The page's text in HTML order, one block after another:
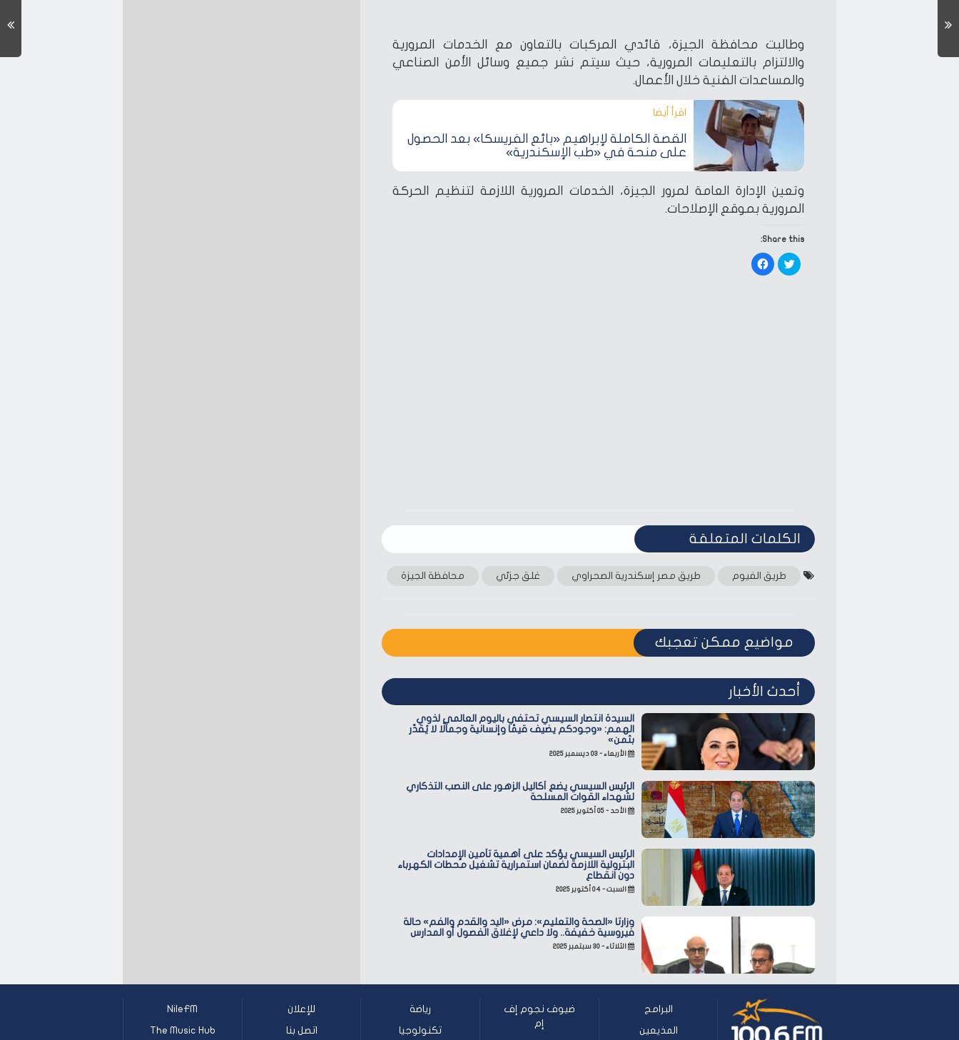
وطالبت محافظة الجيزة، قائدي المركبات بالتعاون مع الخدمات المرورية
والالتزام بالتعليمات المرورية، حيث سيتم نشر جميع وسائل الأمن الصناعي
والمساعدات الفنية خلال الأعمال.
اقرأ أيضا‎
القصة الكاملة لإبراهيم «بائع الفريسكا» بعد الحصول
على منحة في «طب الإسكندرية»
وتعين الإدارة العامة لمرور الجيزة، الخدمات المرورية اللازمة لتنظيم الحركة
المرورية بموقع الإصلاحات.
Share this:
Click
to
share
Click
to
الكلمات المتعلقة‎
طريق الفيوم طريق مصر إسكندرية الصحراوي غلق جزئي محافظة الجيزة
مواضيع ممكن تعجبك
أحدث الأخبار
السيدة انتصار السيسي تحتفي باليوم العالمي لذوي
الهمم: «وجودكم يضيف قيمًا وإنسانية وجمالًا لا يُقدّر
بثمن»
الأربعاء - ٠٣ ديسمبر ٢٠٢٥
الرئيس السيسي يضع أكاليل الزهور على النصب التذكاري
لشهداء القوات المسلحة
الأحد - ٠٥ أكتوبر ٢٠٢٥
الرئيس السيسي يؤكد على أهمية تأمين الإمدادات
البترولية اللازمة لضمان استمرارية تشغيل محطات الكهرباء
دون انقطاع
السبت - ٠٤ أكتوبر ٢٠٢٥
وزارتا «الصحة والتعليم»: مرض «اليد والقدم والفم» حالة
فيروسية خفيفة.. ولا داعي لإغلاق الفصول أو المدارس
الثلاثاء - ٣٠ سبتمبر ٢٠٢٥
البرامج
المذيعين
ضيوف نجوم إف
إم
رياضة
تكنولوجيا
للإعلان
اتصل بنا
NileFM
The Music Hub